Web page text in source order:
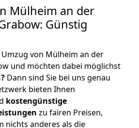
Mülheim an der
Günstig
von Mülheim an der
und möchten dabei möglichst
Dann sind Sie bei uns genau
bieten Ihnen
kostengünstige
zu fairen Preisen,
nichts anderes als die